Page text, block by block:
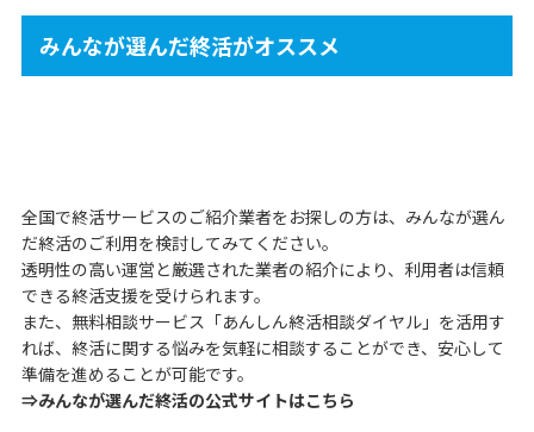
みんなが選んだ終活がオススメ
全国で終活サービスのご紹介業者をお探しの方は、みんなが選ん
だ終活のご利用を検討してみてください。
透明性の高い運営と厳選された業者の紹介により、利用者は信頼
できる終活支援を受けられます。
また、無料相談サービス「あんしん終活相談ダイヤル」を活用す
れば、終活に関する悩みを気軽に相談することができ、安心して
準備を進めることが可能です。
⇒みんなが選んだ終活の公式サイトはこちら